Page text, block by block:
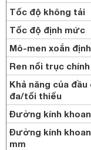
Tốc độ không tải
Tốc độ định mức
Mô-men xoắn
Ren nối trục
Khả năng của
đa/tối thiểu
Đường kính
Đường kính
mm